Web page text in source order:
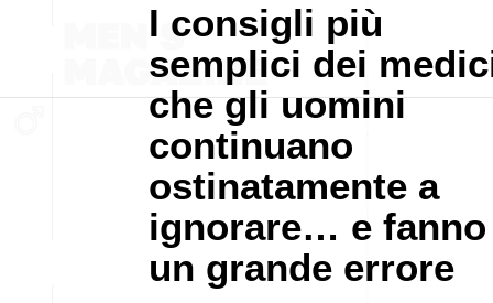
I consigli più
semplici dei
che gli uomini
continuano
ostinatamente a
ignorare… e fanno
un grande errore